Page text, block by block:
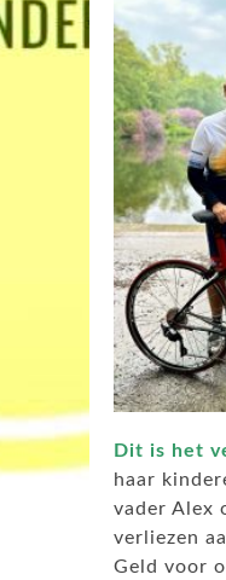
Dit is het
haar
vader Alex
verliezen
Geld voor